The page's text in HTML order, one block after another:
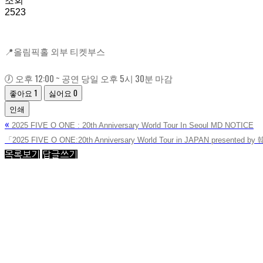
2523
📍올림픽홀 외부 티켓부스
🕖 오후 12:00 ~ 공연 당일 오후 5시 30분 마감
좋아요 1 싫어요 0
인쇄
« 2025 FIVE O ONE : 20th Anniversary World Tour In Seoul MD NOTICE
「2025 FIVE O ONE:20th Anniversary World Tour in JAPAN presented by
목록보기 답글쓰기